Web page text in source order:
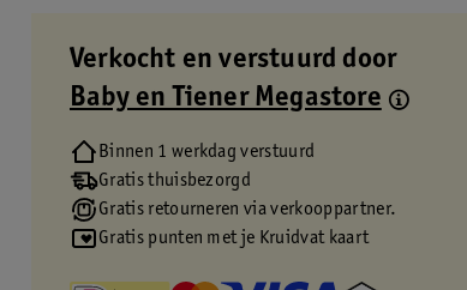
Verkocht en verstuurd door
Baby en Tiener Megastore
Binnen 1 werkdag verstuurd
Gratis thuisbezorgd
Gratis retourneren via verkooppartner.
Gratis punten met je Kruidvat kaart